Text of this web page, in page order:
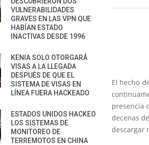
El hecho
presencia
decenas
descargar
VULNERABILIDADES
GRAVES EN LAS VPN QUE
HABÍAN ESTADO
INACTIVAS DESDE 1996
KENIA SOLO OTORGARÁ
VISAS A LA LLEGADA
DESPUÉS DE QUE EL
SISTEMA DE VISAS EN
LÍNEA FUERA HACKEADO
ESTADOS UNIDOS HACKEO
LOS SISTEMAS DE
MONITOREO DE
TERREMOTOS EN CHINA